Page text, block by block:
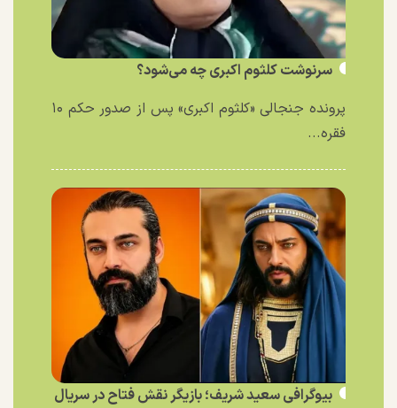
سرنوشت کلثوم اکبری چه می‌شود؟
پرونده جنجالی «کلثوم اکبری» پس از صدور حکم ۱۰
فقره...
بیوگرافی سعید شریف؛ بازیگر نقش فتاح در سریال